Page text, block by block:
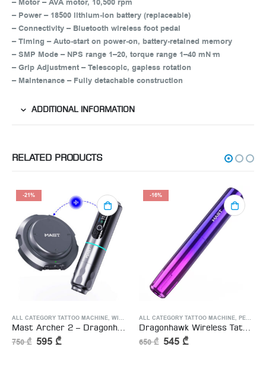
– Motor – AVA motor, 10,500 rpm
– Power – 18500 lithium‑ion battery (replaceable)
– Connectivity – Bluetooth wireless foot pedal
– Timing – Auto‑start on power‑on, battery‑retained memory
– SMP Mode – NPS range 1–20, torque range 1–40 mN·m
– Grip Adjustment – Telescopic, gapless rotation
– Maintenance – Fully detachable construction
ADDITIONAL INFORMATION
RELATED PRODUCTS
-21%
ALL CATEGORY TATTOO MACHINE, WIRELESS TATTOO MACHINE
750₾ 595 ₾
-16%
ALL CATEGORY TATTOO MACHINE, PERMANENT MAKEUP MACHINE
650₾ 545 ₾